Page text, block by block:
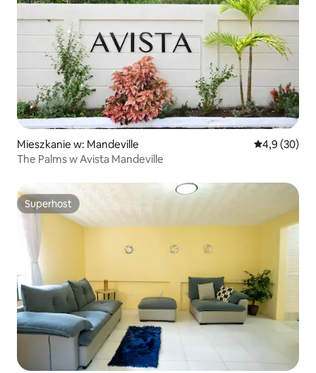
Mieszkanie w: Mandeville Średnia
4,9 (30)
The Palms w Avista Mandeville
Superhost
Superhost